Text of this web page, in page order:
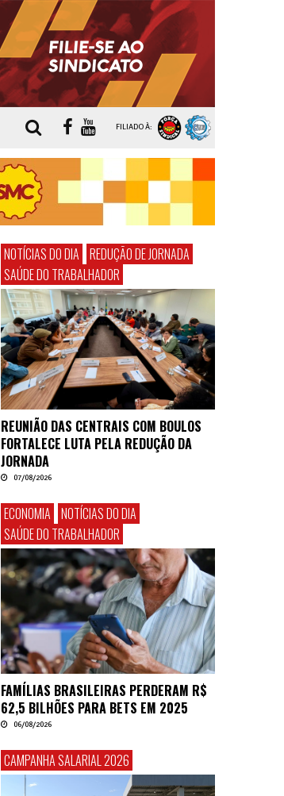
FILIADO À:
NOTÍCIAS DO DIA REDUÇÃO DE JORNADA
SAÚDE DO TRABALHADOR
REUNIÃO DAS CENTRAIS COM BOULOS
FORTALECE LUTA PELA REDUÇÃO DA
JORNADA
07/08/2026
ECONOMIA NOTÍCIAS DO DIA
SAÚDE DO TRABALHADOR
FAMÍLIAS BRASILEIRAS PERDERAM R$
62,5 BILHÕES PARA BETS EM 2025
06/08/2026
CAMPANHA SALARIAL 2026